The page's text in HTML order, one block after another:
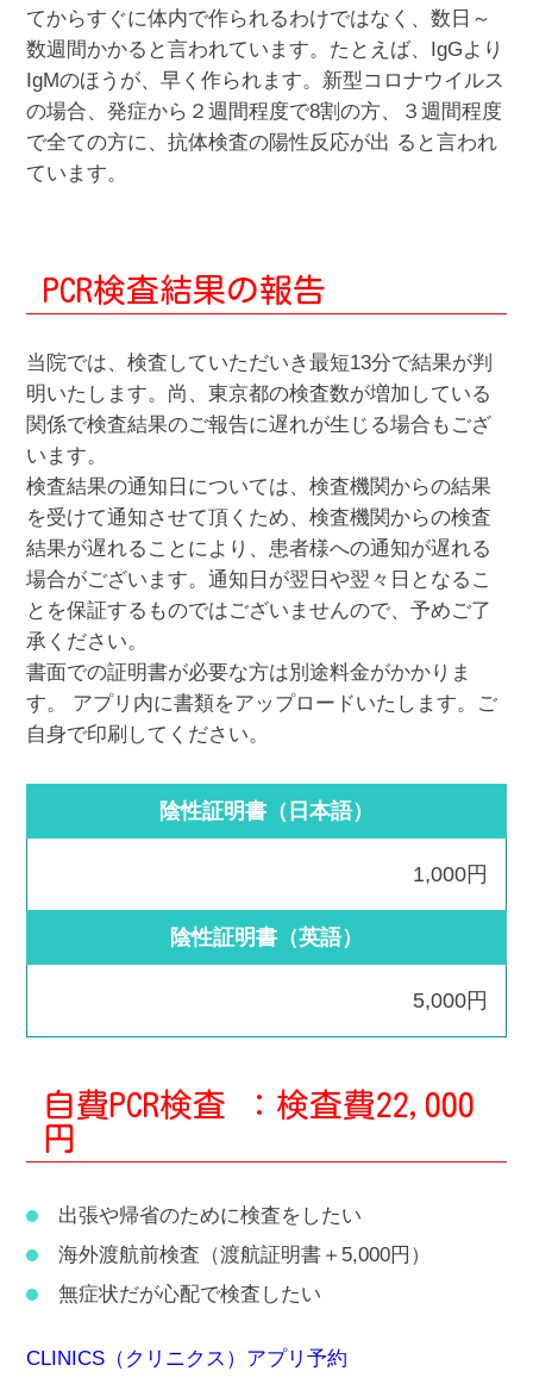
てからすぐに体内で作られるわけではなく、数日～
数週間かかると言われています。たとえば、IgGより
IgMのほうが、早く作られます。新型コロナウイルス
の場合、発症から２週間程度で8割の方、３週間程度
で全ての方に、抗体検査の陽性反応が出 ると言われ
ています。
PCR検査結果の報告
当院では、検査していただいき最短13分で結果が判
明いたします。尚、東京都の検査数が増加している
関係で検査結果のご報告に遅れが生じる場合もござ
います。
検査結果の通知日については、検査機関からの結果
を受けて通知させて頂くため、検査機関からの検査
結果が遅れることにより、患者様への通知が遅れる
場合がございます。通知日が翌日や翌々日となるこ
とを保証するものではございませんので、予めご了
承ください。
書面での証明書が必要な方は別途料金がかかりま
す。 アプリ内に書類をアップロードいたします。ご
自身で印刷してください。
陰性証明書（日本語）
1,000円
陰性証明書（英語）
5,000円
自費PCR検査 ：検査費22,000
円
出張や帰省のために検査をしたい
海外渡航前検査（渡航証明書＋5,000円）
無症状だが心配で検査したい
CLINICS（クリニクス）アプリ予約